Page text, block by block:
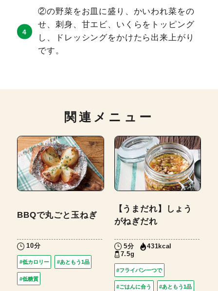
②の野菜をお皿に盛り、かいわれ菜をの
せ、刺身、甘エビ、いくらをトッピング
し、ドレッシングをかけたら出来上がり
です。
関連メニュー
BBQで丸ごと玉ねぎ
10分
#低カロリー #あともう1品
#低糖質
【うまだれ】しょう
がねぎだれ
5分
431kcal
7.5g
#フライパン一つで
#ごはんに合う #あともう1品